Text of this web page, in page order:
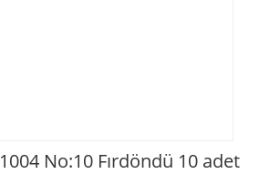
No:10 Fırdöndü 10 adet